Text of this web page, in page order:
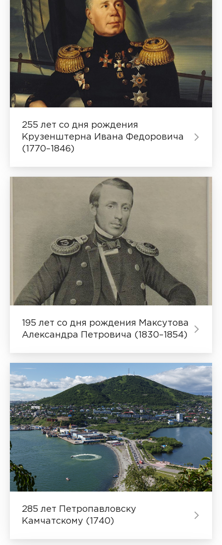
255 лет со дня рождения
Крузенштерна Ивана Федоровича
(1770–1846)
195 лет со дня рождения Максутова
Александра Петровича (1830–1854)
285 лет Петропавловску
Камчатскому (1740)